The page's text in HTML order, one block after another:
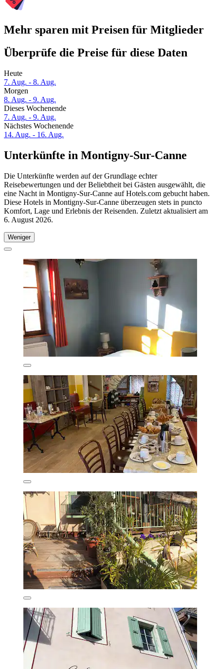
Mehr sparen mit Preisen für Mitglieder
Überprüfe die Preise für diese Daten
Heute
7. Aug. - 8. Aug.
Morgen
8. Aug. - 9. Aug.
Dieses Wochenende
7. Aug. - 9. Aug.
Nächstes Wochenende
14. Aug. - 16. Aug.
Unterkünfte in Montigny-Sur-Canne
Die Unterkünfte werden auf der Grundlage echter
Reisebewertungen und der Beliebtheit bei Gästen ausgewählt, die
eine Nacht in Montigny-Sur-Canne auf Hotels.com gebucht haben.
Diese Hotels in Montigny-Sur-Canne überzeugen stets in puncto
Komfort, Lage und Erlebnis der Reisenden. Zuletzt aktualisiert am
6. August 2026.
Weniger